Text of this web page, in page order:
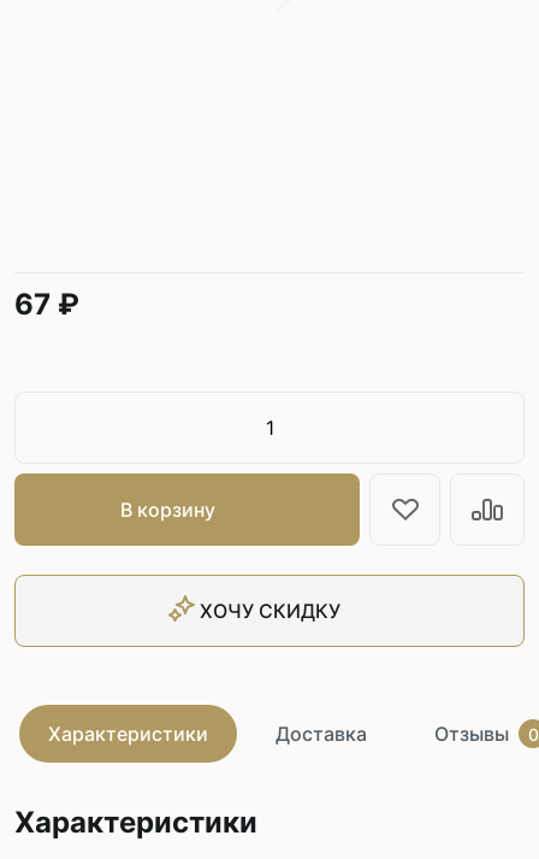
67 ₽
В корзину
ХОЧУ СКИДКУ
Характеристики Доставка Отзывы 0
Характеристики